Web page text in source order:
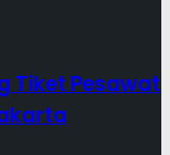
Tiket Pesawat